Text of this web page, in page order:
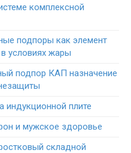
комплексной
подпоры как элемент
условиях жары
подпор КАП назначение
индукционной плите
и мужское здоровье
складной